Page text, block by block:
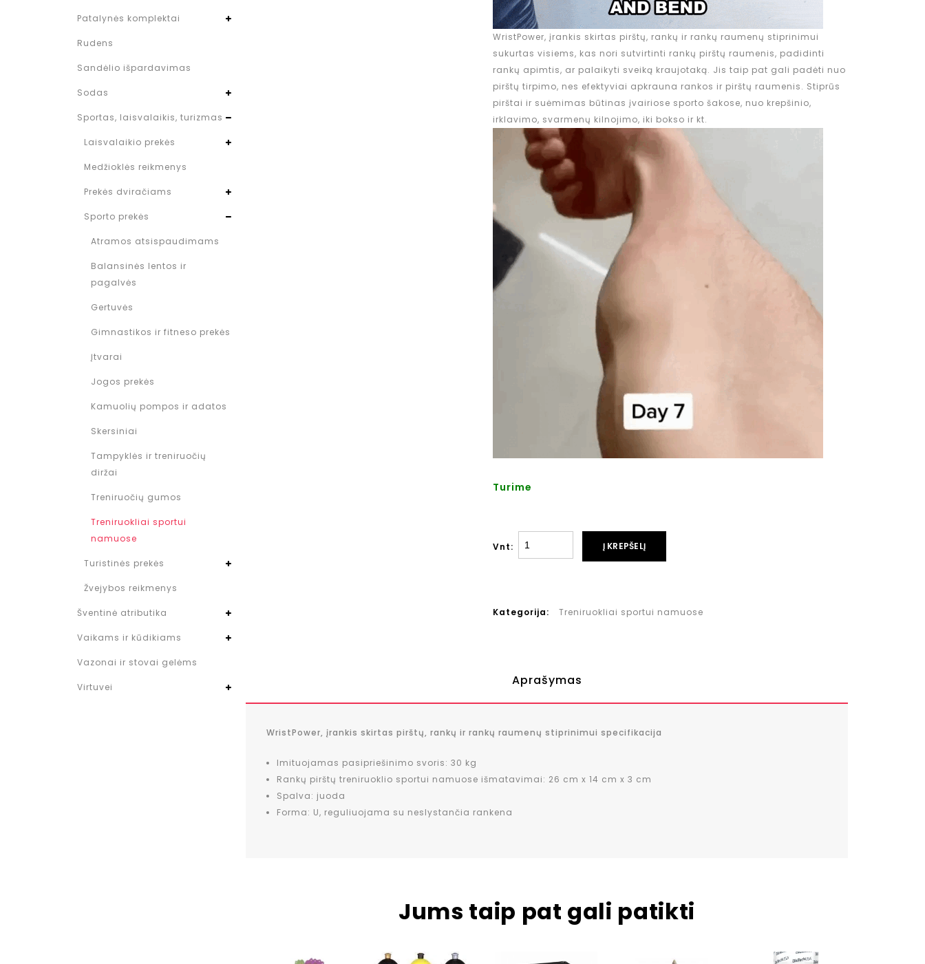
WristPower, įrankis skirtas pirštų, rankų ir rankų raumenų stiprinimui
sukurtas visiems, kas nori sutvirtinti rankų pirštų raumenis, padidinti
rankų apimtis, ar palaikyti sveiką kraujotaką. Jis taip pat gali padėti nuo
pirštų tirpimo, nes efektyviai apkrauna rankos ir pirštų raumenis. Stiprūs
pirštai ir suėmimas būtinas įvairiose sporto šakose, nuo krepšinio,
irklavimo, svarmenų kilnojimo, iki bokso ir kt.
Turime
Vnt: Į KREPŠELĮ
Kategorija: Treniruokliai sportui namuose
Aprašymas
WristPower, įrankis skirtas pirštų, rankų ir rankų raumenų stiprinimui specifikacija
Imituojamas pasipriešinimo svoris: 30 kg
Rankų pirštų treniruoklio sportui namuose išmatavimai: 26 cm x 14 cm x 3 cm
Spalva: juoda
Forma: U, reguliuojama su neslystančia rankena
Jums taip pat gali patikti
Patalynės komplektai
Rudens
Sandėlio išpardavimas
Sodas
Sportas, laisvalaikis, turizmas
Laisvalaikio prekės
Medžioklės reikmenys
Prekės dviračiams
Sporto prekės
Atramos atsispaudimams
Balansinės lentos ir
pagalvės
Gertuvės
Gimnastikos ir fitneso prekės
Įtvarai
Jogos prekės
Kamuolių pompos ir adatos
Skersiniai
Tampyklės ir treniruočių
diržai
Treniruočių gumos
Treniruokliai sportui
namuose
Turistinės prekės
Žvejybos reikmenys
Šventinė atributika
Vaikams ir kūdikiams
Vazonai ir stovai gelėms
Virtuvei